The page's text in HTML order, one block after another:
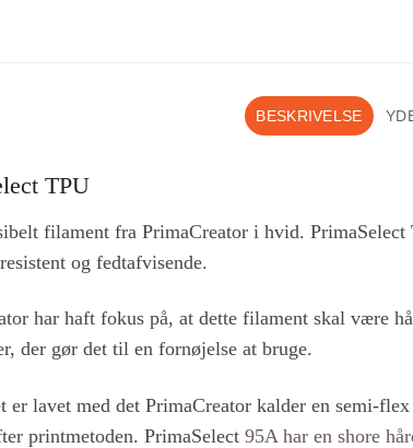
BESKRIVELSE
TPU
filament fra PrimaCreator i hvid.
og fedtafvisende.
har haft fokus på, at dette filament skal være
der gør det til en fornøjelse at bruge.
er lavet med det PrimaCreator kalder en semi-
printmetoden. PrimaSelect 95A har en shore